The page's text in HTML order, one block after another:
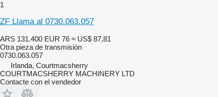
1
ZF Llama al 0730.063.057
ARS 131.400 EUR 76 ≈ US$ 87,81
Otra pieza de transmisión
0730.063.057
Irlanda, Courtmacsherry
COURTMACSHERRY MACHINERY LTD
Contacte con el vendedor